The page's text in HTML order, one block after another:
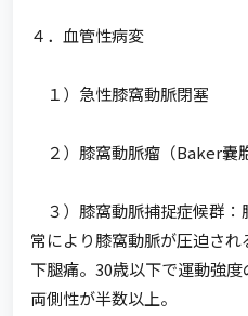
４．血管性病変
１）急性膝窩動脈閉塞
２）膝窩動脈瘤（Baker嚢
３）膝窩動脈捕捉症候群：
常により膝窩動脈が圧迫され
下腿痛。30歳以下で運動強度
両側性が半数以上。